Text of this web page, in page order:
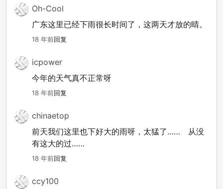
Oh-Cool
广东这里已经下雨很长时间了，这两天才放的晴。
18 年前回复
icpower
今年的天气真不正常呀
18 年前回复
chinaetop
前天我们这里也下好大的雨呀，太猛了…… 从没
有这大的过……
18 年前回复
ccy100